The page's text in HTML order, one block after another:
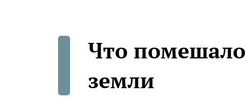
Что помешало
земли